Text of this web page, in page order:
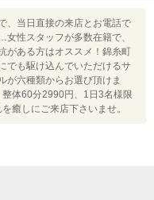
、当日直接の来店とお電話で
性スタッフが多数在籍で、
がある方はオススメ！錦糸町
でも駆け込んでいただけるサ
が六種類からお選び頂けま
体60分2990円、1日3名様限
癒しにご来店下さいませ。